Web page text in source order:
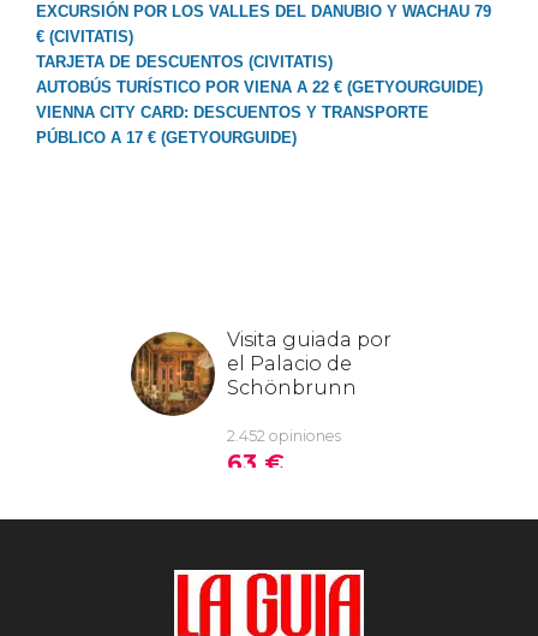
EXCURSIÓN POR LOS VALLES DEL DANUBIO Y WACHAU 79
€ (CIVITATIS)
TARJETA DE DESCUENTOS (CIVITATIS)
AUTOBÚS TURÍSTICO POR VIENA A 22 € (GETYOURGUIDE)
VIENNA CITY CARD: DESCUENTOS Y TRANSPORTE
PÚBLICO A 17 € (GETYOURGUIDE)